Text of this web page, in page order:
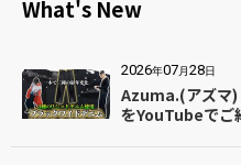
What's New
2026年07月28日
Azuma.(アズマ)
をYouTubeでご